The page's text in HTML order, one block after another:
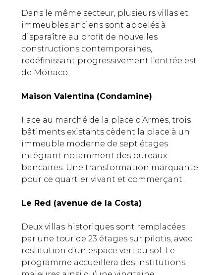
Dans le même secteur, plusieurs villas et
immeubles anciens sont appelés à
disparaître au profit de nouvelles
constructions contemporaines,
redéfinissant progressivement l’entrée est
de Monaco.
Maison Valentina (Condamine)
Face au marché de la place d’Armes, trois
bâtiments existants cèdent la place à un
immeuble moderne de sept étages
intégrant notamment des bureaux
bancaires. Une transformation marquante
pour ce quartier vivant et commerçant.
Le Red (avenue de la Costa)
Deux villas historiques sont remplacées
par une tour de 23 étages sur pilotis, avec
restitution d’un espace vert au sol. Le
programme accueillera des institutions